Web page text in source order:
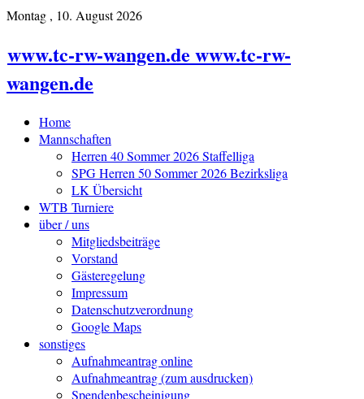
Montag , 10. August 2026
www.tc-rw-wangen.de www.tc-rw-
wangen.de
Home
Mannschaften
Herren 40 Sommer 2026 Staffelliga
SPG Herren 50 Sommer 2026 Bezirksliga
LK Übersicht
WTB Turniere
über / uns
Mitgliedsbeiträge
Vorstand
Gästeregelung
Impressum
Datenschutzverordnung
Google Maps
sonstiges
Aufnahmeantrag online
Aufnahmeantrag (zum ausdrucken)
Spendenbescheinigung